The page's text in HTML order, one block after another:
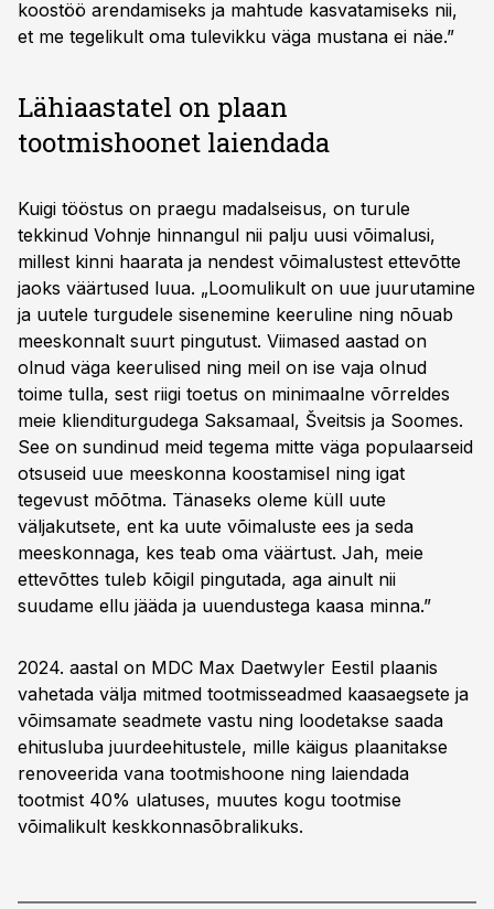
koostöö arendamiseks ja mahtude kasvatamiseks nii,
et me tegelikult oma tulevikku väga mustana ei näe.”
Lähiaastatel on plaan
tootmishoonet laiendada
Kuigi tööstus on praegu madalseisus, on turule
tekkinud Vohnje hinnangul nii palju uusi võimalusi,
millest kinni haarata ja nendest võimalustest ettevõtte
jaoks väärtused luua. „Loomulikult on uue juurutamine
ja uutele turgudele sisenemine keeruline ning nõuab
meeskonnalt suurt pingutust. Viimased aastad on
olnud väga keerulised ning meil on ise vaja olnud
toime tulla, sest riigi toetus on minimaalne võrreldes
meie klienditurgudega Saksamaal, Šveitsis ja Soomes.
See on sundinud meid tegema mitte väga populaarseid
otsuseid uue meeskonna koostamisel ning igat
tegevust mõõtma. Tänaseks oleme küll uute
väljakutsete, ent ka uute võimaluste ees ja seda
meeskonnaga, kes teab oma väärtust. Jah, meie
ettevõttes tuleb kõigil pingutada, aga ainult nii
suudame ellu jääda ja uuendustega kaasa minna.”
2024. aastal on MDC Max Daetwyler Eestil plaanis
vahetada välja mitmed tootmisseadmed kaasaegsete ja
võimsamate seadmete vastu ning loodetakse saada
ehitusluba juurdeehitustele, mille käigus plaanitakse
renoveerida vana tootmishoone ning laiendada
tootmist 40% ulatuses, muutes kogu tootmise
võimalikult keskkonnasõbralikuks.